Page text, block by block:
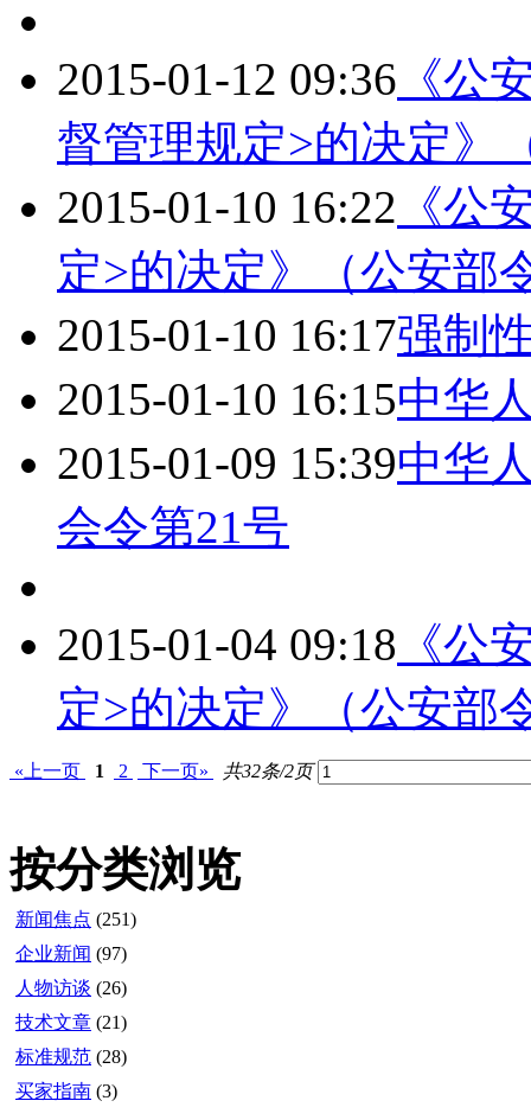
2015-01-12 09:36 《公
督管理规定>的决定》
2015-01-10 16:22 《公
定>的决定》（公安部
2015-01-10 16:17强制
2015-01-10 16:15中华
2015-01-09 15:39中华
会令第21号
2015-01-04 09:18 《公
定>的决定》（公安部
«上一页 1 2 下一页» 共32条/2页
按分类浏览
新闻焦点 (251)
企业新闻 (97)
人物访谈 (26)
技术文章 (21)
标准规范 (28)
买家指南 (3)